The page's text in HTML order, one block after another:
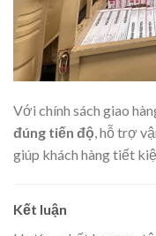
Với chính sách giao
đúng tiến độ, hỗ trợ
giúp khách hàng tiết
Kết luận